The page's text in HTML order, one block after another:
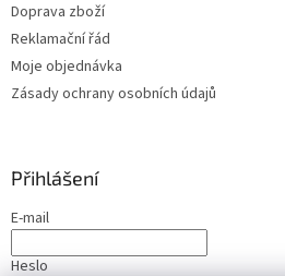
Doprava zboží
Reklamační řád
Moje objednávka
Zásady ochrany osobních údajů
Přihlášení
E-mail
Heslo